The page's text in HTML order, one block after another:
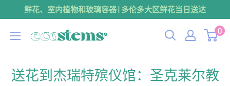
鲜花、室内植物和玻璃容器 | 多伦多大区鲜花当日送达
ecostems
0
送花到杰瑞特殡仪馆：圣克莱尔教